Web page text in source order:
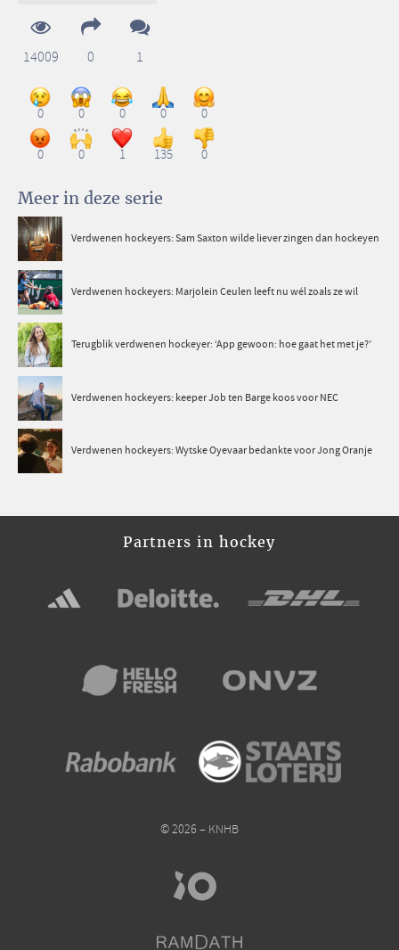
14009 0 1
0 0 0 0 0
0 0 1 135 0
Meer in deze serie
Verdwenen hockeyers: Sam Saxton wilde liever zingen dan hockeyen
Verdwenen hockeyers: Marjolein Ceulen leeft nu wél zoals ze wil
Terugblik verdwenen hockeyer: ‘App gewoon: hoe gaat het met je?’
Verdwenen hockeyers: keeper Job ten Barge koos voor NEC
Verdwenen hockeyers: Wytske Oyevaar bedankte voor Jong Oranje
Partners in hockey
© 2026 – KNHB